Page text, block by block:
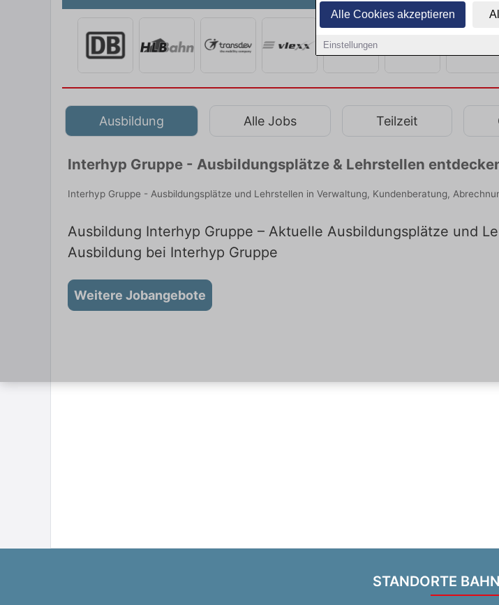
Alle Cookies akzeptieren
Einstellungen
Ausbildung Alle Jobs Teilzeit
Interhyp Gruppe - Ausbildungsplätze & Lehrstellen
Interhyp Gruppe - Ausbildungsplätze und Lehrstellen in Verwaltung, Kundenberatung,
Ausbildung Interhyp Gruppe – Aktuelle Ausbildungsplätze und
Ausbildung bei Interhyp Gruppe
Weitere Jobangebote
STANDORTE